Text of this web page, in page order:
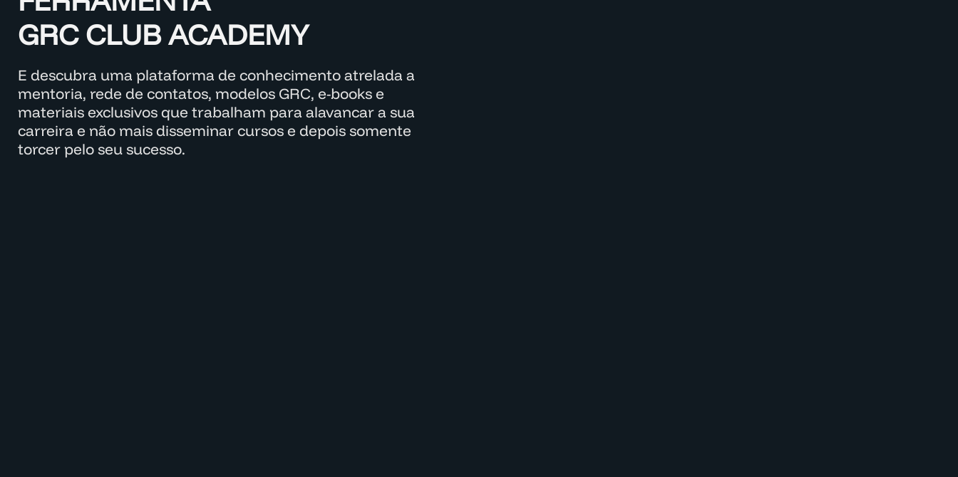
GRC CLUB ACADEMY
E descubra uma plataforma de conhecimento atrelada a
mentoria, rede de contatos, modelos GRC, e-books e
materiais exclusivos que trabalham para alavancar a sua
carreira e não mais disseminar cursos e depois somente
torcer pelo seu sucesso.